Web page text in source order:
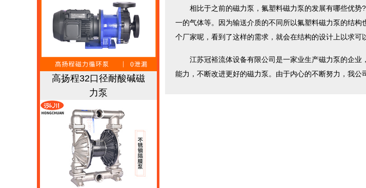
高扬程32口径耐酸碱磁
力泵
相比于之前的磁力泵，氟塑料磁力泵的发展有哪些优势?
一的气体等。因为输送介质的不同所以氟塑料磁力泵的结
个厂家呢，看到了这样的需求，就会在结构的设计上以求可
江苏冠裕流体设备有限公司是一家业生产磁力泵的企业
能力，不断改进更好的磁力泵。由于内心的不断努力，我公